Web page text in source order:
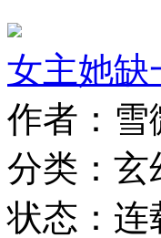
女主她缺
作者：雪
分类：玄
状态：连